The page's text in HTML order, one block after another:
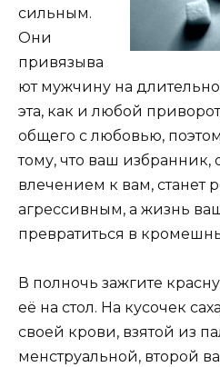
сильным.
Они
привязыва
ют мужчину на
эта, как и любой
общего с любовью,
тому, что ваш
влечением к вам, станет
агрессивным, а жизнь
превратиться в
В полночь зажгите
её на стол. На кусочек
своей крови, взятой из
менструальной, второй